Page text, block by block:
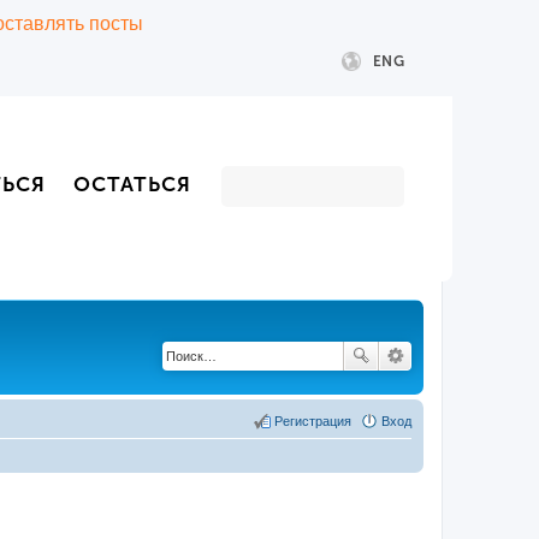
посты
ENG
ОСТАТЬСЯ
Вход
Регистрация